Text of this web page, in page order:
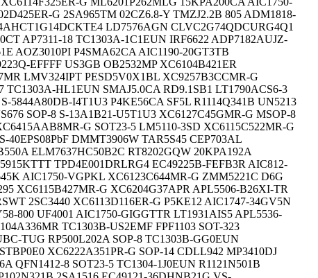
G 2SA965TM 02CZ6.8-Y TMZJ2.2B 805 ADM1818-
LD7576AGN CLVC2G74QDCURG4Q1
AP7311-18 TC1303A-1C1EUN IRF6622 ADP7182AUJZ-
AOZ3010PI P4SMA62CA AIC1190-20GT3TB
EFFFF US3GB OB2532MP XC6104B421ER
LMV324IPT PESD5V0X1BL XC9257B3CCMR-G
TC1303A-HL1EUN SMAJ5.0CA RD9.1SB1 LT1790ACS6-3
5844A80DB-I4T1U3 P4KE56CA SF5L R1114Q341B UN5213
SOP-8 S-13A1B21-U5T1U3 XC6127C45GMR-G MSOP-8
G SOT23-5 LM5110-3SD XC6115C522MR-G
40EPS08PbF DMMT3906W TAR5S45 CEP703AL
ELM7637HC50B2C RT8202GQW 20KPA192A
TPD4E001DRLRG4 EC49225B-FEFB3R AIC812-
AIC1750-VGPKL XC6123C644MR-G ZMM5221C D6G
XC6115B427MR-G XC6204G37APR APL5506-B26XI-TR
2SC3440 XC6113D116ER-G P5KE12 AIC1747-34GV5N
800 UF4001 AIC1750-GIGGTTR LT1931AIS5 APL5536-
TC1303B-US2EMF FPF1103 SOT-323
TUG RP500L202A SOP-8 TC1303B-GG0EUN
XC6222A351PR-G SOP-14 CDLL942 MP3410DJ
QFN1412-8 SOT23-5 TC1304-1J0EUN R1121N501B